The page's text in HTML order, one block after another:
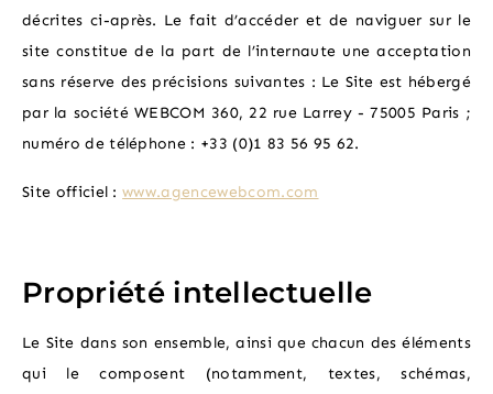
décrites ci-après. Le fait d’accéder et de naviguer sur le
site constitue de la part de l’internaute une acceptation
sans réserve des précisions suivantes : Le Site est hébergé
par la société WEBCOM 360, 22 rue Larrey - 75005 Paris ;
numéro de téléphone : +33 (0)1 83 56 95 62.
Site officiel :www.agencewebcom.com
Propriété intellectuelle
Le Site dans son ensemble, ainsi que chacun des éléments
qui le composent (notamment, textes, schémas,